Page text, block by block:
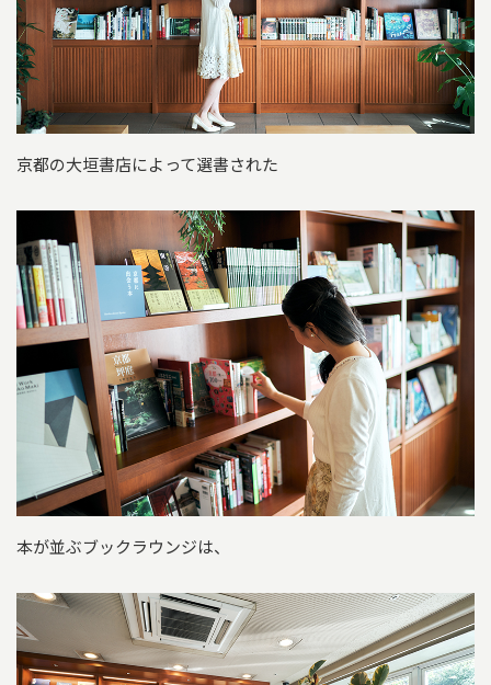
京都の大垣書店によって選書された
本が並ぶブックラウンジは、